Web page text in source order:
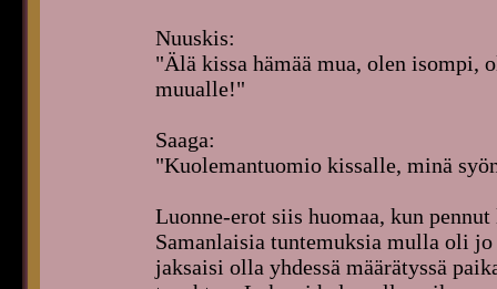
Nuuskis:
"Älä kissa hämää mua, olen isompi,
muualle!"
Saaga:
"Kuolemantuomio kissalle, minä
Luonne-erot siis huomaa, kun
Samanlaisia tuntemuksia mulla oli
jaksaisi olla yhdessä määrätyssä